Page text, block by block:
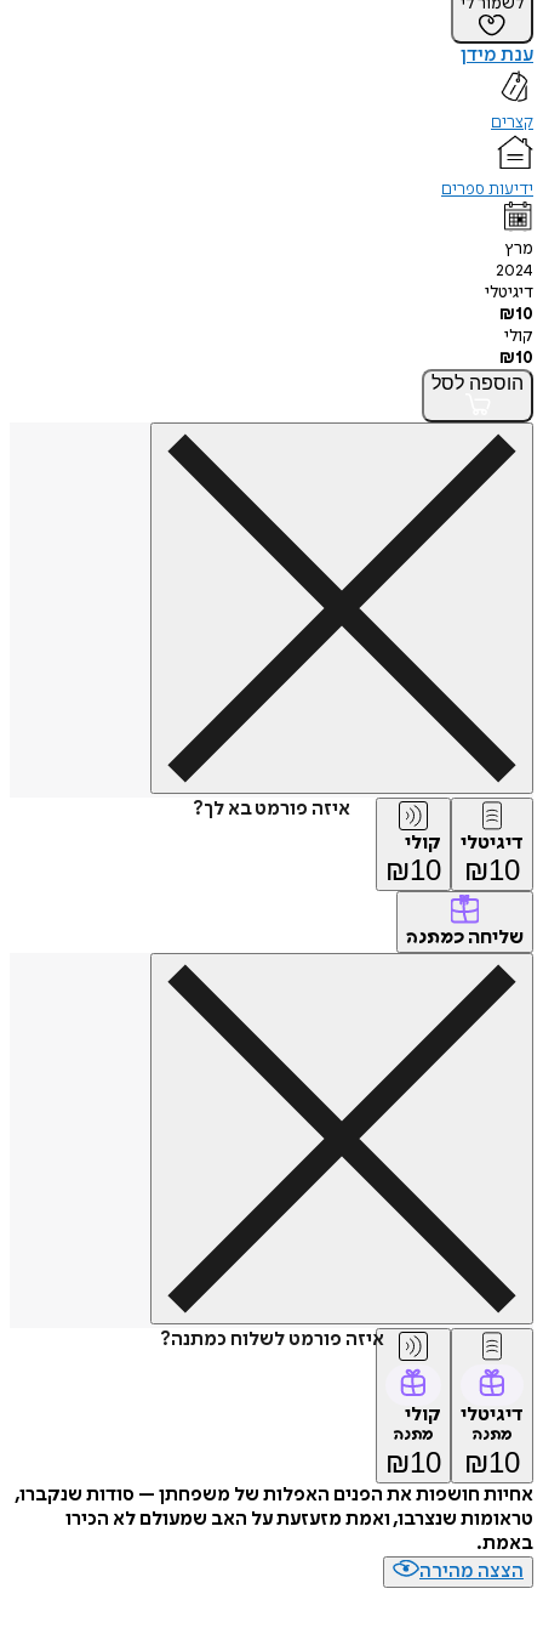
ענת מידן
קצרים
ידיעות ספרים
מרץ
2024
דיגיטלי
₪10
קולי
₪10
הוספה לסל
איזה פורמט בא לך?
דיגיטלי
₪10
קולי
₪10
שליחה כמתנה
איזה פורמט לשלוח כמתנה?
דיגיטלי
מתנה
₪10
קולי
מתנה
₪10
אחיות חושפות את הפנים האפלות של משפחתן – סודות שנקברו,
טראומות שנצרבו, ואמת מזעזעת על האב שמעולם לא הכירו
באמת.
הצצה מהירה